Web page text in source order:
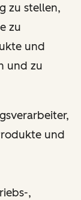
zu stellen,
zu
und
und zu
und
,